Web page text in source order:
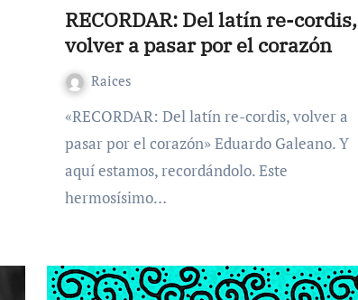
RECORDAR: Del latín re-cordis,
volver a pasar por el corazón
Raices
«RECORDAR: Del latín re-cordis, volver a
pasar por el corazón» Eduardo Galeano. Y
aquí estamos, recordándolo. Este
hermosísimo…